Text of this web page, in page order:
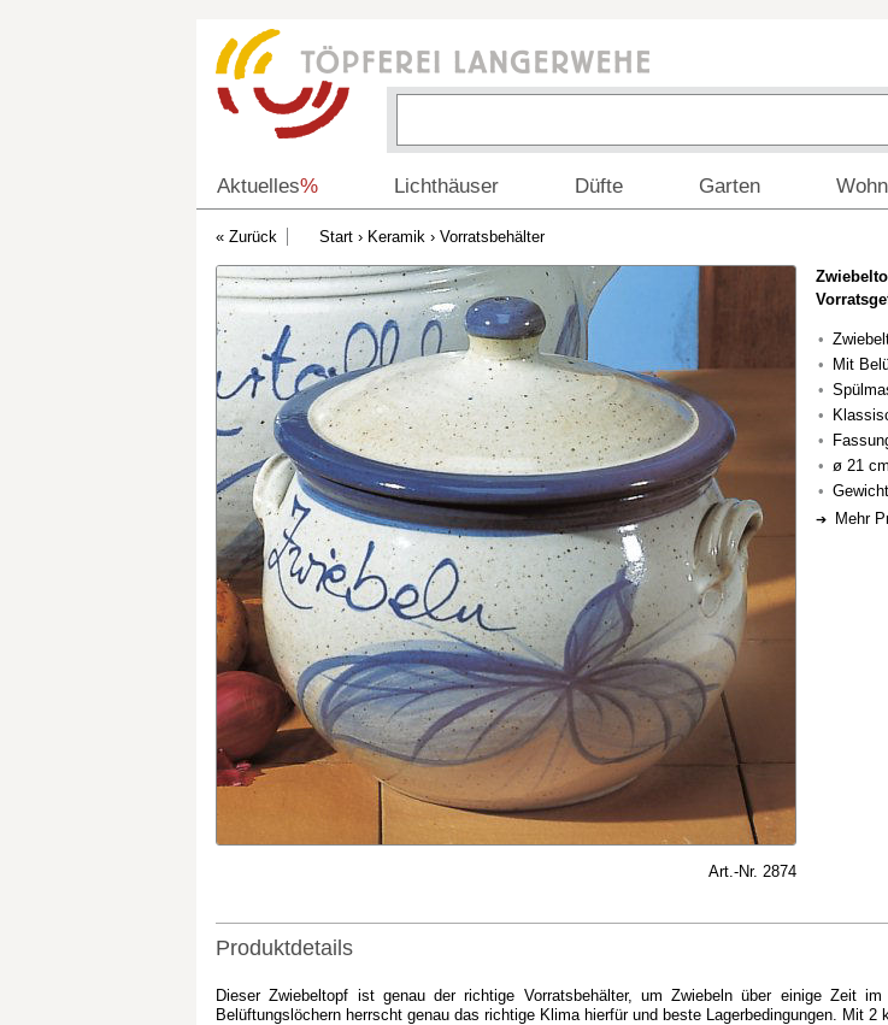
Aktuelles% Lichthäuser Düfte Garten
Start › Keramik › Vorratsbehälter
Art.-Nr. 2874
Mit
ø 21
Mehr
Produktdetails
Dieser Zwiebeltopf ist genau der richtige Vorratsbehälter, um Zwiebeln über einige Zeit
Belüftungslöchern herrscht genau das richtige Klima hierfür und beste Lagerbedingungen. Mit